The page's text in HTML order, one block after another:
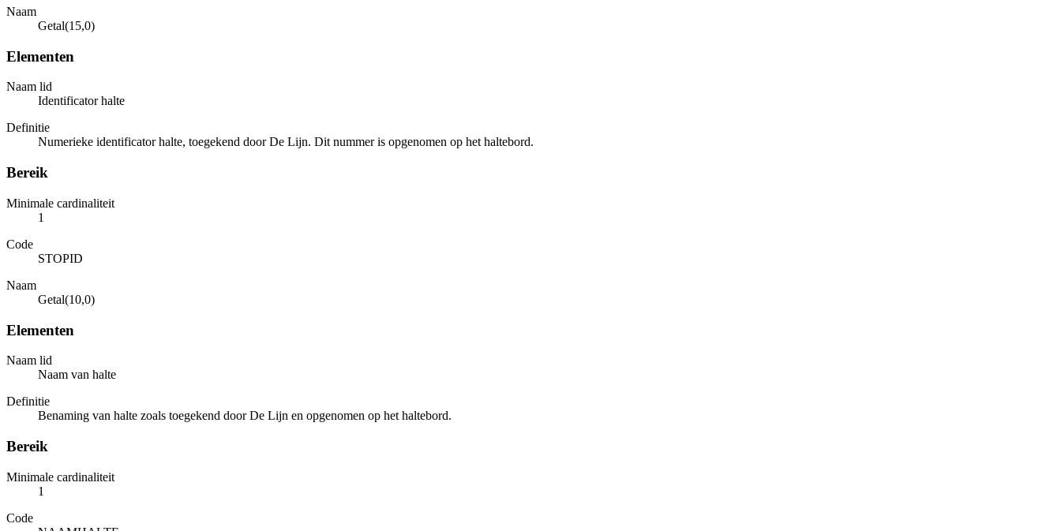
Naam
Getal(15,0)
Elementen
Naam lid
Identificator halte
Definitie
Numerieke identificator halte, toegekend door De Lijn. Dit nummer is opgenomen op het haltebord.
Bereik
Minimale cardinaliteit
1
Code
STOPID
Naam
Getal(10,0)
Elementen
Naam lid
Naam van halte
Definitie
Benaming van halte zoals toegekend door De Lijn en opgenomen op het haltebord.
Bereik
Minimale cardinaliteit
1
Code